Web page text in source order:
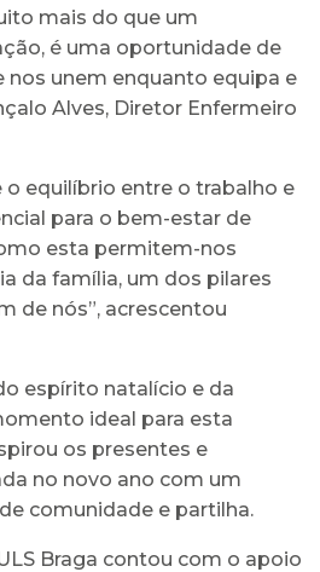
mais do que um
é uma oportunidade de
nos unem enquanto equipa e
Alves, Diretor Enfermeiro
o equilíbrio entre o trabalho e
para o bem-estar de
esta permitem-nos
da família, um dos pilares
de nós”, acrescentou
espírito natalício e da
ideal para esta
os presentes e
no novo ano com um
comunidade e partilha.
Braga contou com o apoio